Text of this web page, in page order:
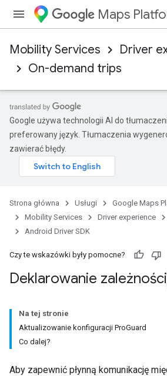
Maps
Mobility Services
Driver
On-demand trips
Google używa technologii AI do
preferowany język. Tłumaczenia
zawierać błędy.
Strona główna Usługi
Google Maps
Mobility Services
Driver experience
Android Driver SDK
Czy te wskazówki były pomocne?
Deklarowanie zależności
Na tej stronie
Aktualizowanie konfiguracji ProGuard
Co dalej?
Aby zapewnić płynną komunikację